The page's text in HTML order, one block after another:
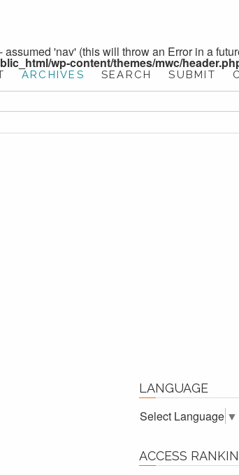
'nav' (this will throw an Error in a
wp-content/themes/mwc/
ARCHIVES SEARCH SUBMIT
LANGUAGE
Select Language ▼
ACCESS